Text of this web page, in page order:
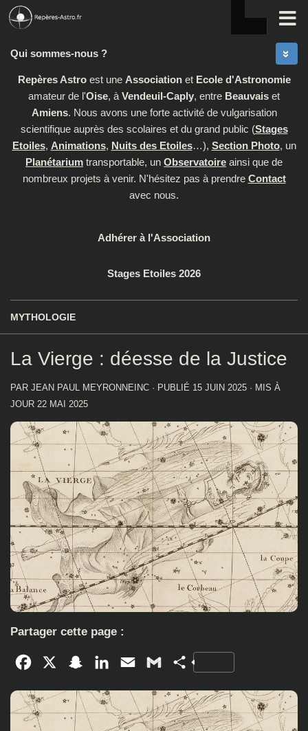
Skip to content
Qui sommes-nous ?
Repères Astroest une Associationet Ecole d'Astronomie
amateur de l'Oise, à Vendeuil-Caply, entre Beauvais et
Amiens. Nous avons une forte activité de vulgarisation
scientifique auprès des scolaires et du grand public (Stages
Etoiles, Animations, Nuits des Etoiles…), Section Photo, un
Planétarium transportable, un Observatoire ainsi que de
nombreux projets à venir. N'hésitez pas à prendre Contact
avec nous.
Adhérer à l'Association
Stages Etoiles 2026
MYTHOLOGIE
La Vierge : déesse de la Justice
PAR JEAN PAUL MEYRONNEINC · PUBLIÉ 15 JUIN 2025 · MIS À
JOUR 22 MAI 2025
Partager cette page :
Facebook SnapchatLinkedInEmail GmailPartager